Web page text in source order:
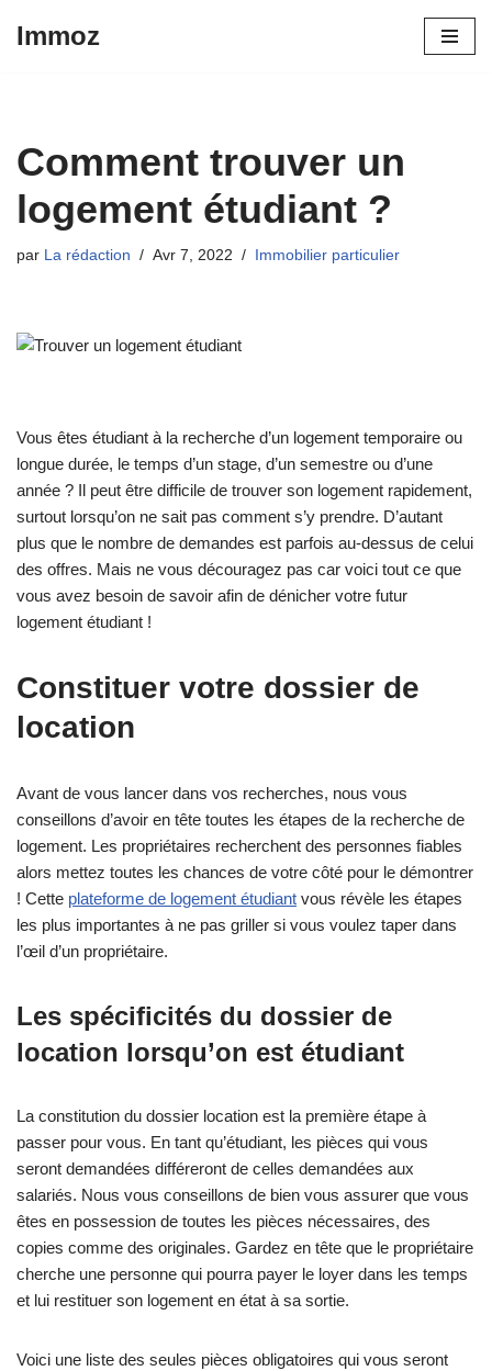
Immoz
Comment trouver un
logement étudiant ?
par La rédaction Avr 7, 2022 Immobilier particulier
Vous êtes étudiant à la recherche d’un logement temporaire ou
longue durée, le temps d’un stage, d’un semestre ou d’une
année ? Il peut être difficile de trouver son logement rapidement,
surtout lorsqu’on ne sait pas comment s’y prendre. D’autant
plus que le nombre de demandes est parfois au-dessus de celui
des offres. Mais ne vous découragez pas car voici tout ce que
vous avez besoin de savoir afin de dénicher votre futur
logement étudiant !
Constituer votre dossier de
location
Avant de vous lancer dans vos recherches, nous vous
conseillons d’avoir en tête toutes les étapes de la recherche de
logement. Les propriétaires recherchent des personnes fiables
alors mettez toutes les chances de votre côté pour le démontrer
! Cette plateforme de logement étudiant vous révèle les étapes
les plus importantes à ne pas griller si vous voulez taper dans
l’œil d’un propriétaire.
Les spécificités du dossier de
location lorsqu’on est étudiant
La constitution du dossier location est la première étape à
passer pour vous. En tant qu’étudiant, les pièces qui vous
seront demandées différeront de celles demandées aux
salariés. Nous vous conseillons de bien vous assurer que vous
êtes en possession de toutes les pièces nécessaires, des
copies comme des originales. Gardez en tête que le propriétaire
cherche une personne qui pourra payer le loyer dans les temps
et lui restituer son logement en état à sa sortie.
Voici une liste des seules pièces obligatoires qui vous seront